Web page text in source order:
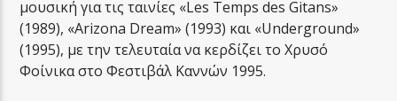
μουσική για τις ταινίες «Les Temps des Gitans»
(1989), «Arizona Dream» (1993) και «Underground»
(1995), με την τελευταία να κερδίζει το Χρυσό
Φοίνικα στο Φεστιβάλ Καννών 1995.